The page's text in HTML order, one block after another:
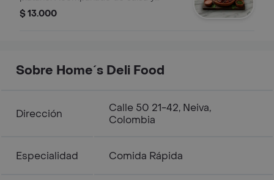
limón.
$ 13.000
Sobre Home´s Deli Food
Dirección
Calle 50 21-42, Neiva,
Colombia
Especialidad Comida Rápida